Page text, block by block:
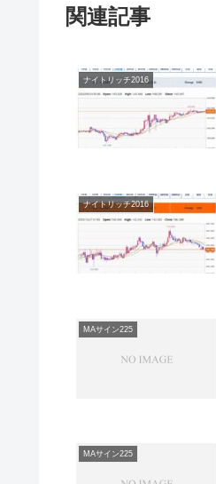
関連記事
ナイトリッチ2016
ナイトリッチ2016
MAサイン225
MAサイン225